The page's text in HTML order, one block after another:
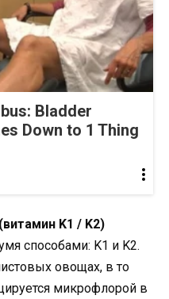
Bladder
Down to 1 Thing
K1 / K2)
способами: K1 и K2.
овощах, в то
микрофлорой в